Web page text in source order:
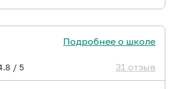
Подробнее о школе
/ 5 31 отзыв